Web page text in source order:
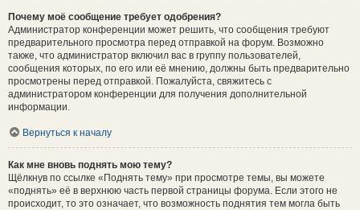
Почему моё сообщение требует одобрения?
Администратор конференции может решить, что сообщения требуют
предварительного просмотра перед отправкой на форум. Возможно
также, что администратор включил вас в группу пользователей,
сообщения которых, по его или её мнению, должны быть предварительно
просмотрены перед отправкой. Пожалуйста, свяжитесь с
администратором конференции для получения дополнительной
информации.
Вернуться к началу
Как мне вновь поднять мою тему?
Щёлкнув по ссылке «Поднять тему» при просмотре темы, вы можете
«поднять» её в верхнюю часть первой страницы форума. Если этого не
происходит, то это означает, что возможность поднятия тем могла быть